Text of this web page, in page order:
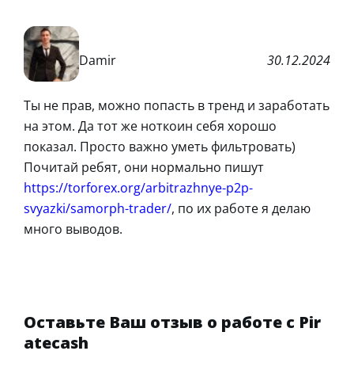
Damir 30.12.2024
Ты не прав, можно попасть в тренд и заработать
на этом. Да тот же ноткоин себя хорошо
показал. Просто важно уметь фильтровать)
Почитай ребят, они нормально пишут
https://torforex.org/arbitrazhnye-p2p-
svyazki/samorph-trader/, по их работе я делаю
много выводов.
Оставьте Ваш отзыв о работе с Pir
atecash